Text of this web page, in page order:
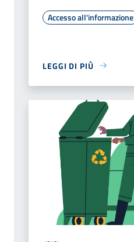
Accesso all'informazione
LEGGI DI PIÙ